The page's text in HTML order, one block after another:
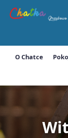
O Chatce